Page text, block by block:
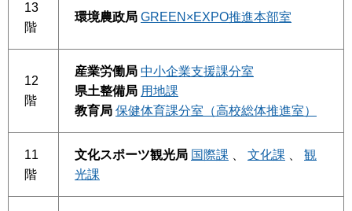
13
階
環境農政局 GREEN×EXPO推進本部室
12
階
産業労働局 中小企業支援課分室
県土整備局 用地課
教育局 保健体育課分室（高校総体推進室）
11
階
文化スポーツ観光局 国際課 文化課
観
光課